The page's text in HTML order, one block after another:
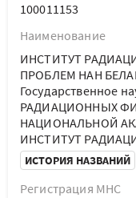
100011153
Наименование
ИНСТИТУТ
ПРОБЛЕМ НАН
Государственное
РАДИАЦИОННЫХ
НАЦИОНАЛЬНОЙ
ИНСТИТУТ
ИСТОРИЯ НАЗВАНИЙ
Регистрация МНС